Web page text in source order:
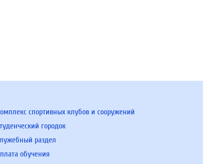
спортивных клубов и сооружений
городок
раздел
обучения